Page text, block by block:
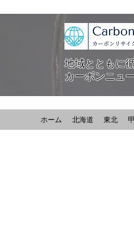
地域とともに
カーボンニュ
ホーム 北海道 東北